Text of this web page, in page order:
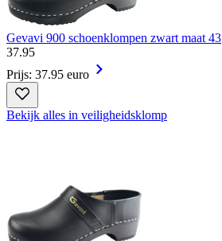
Gevavi 900 schoenklompen zwart maat 43
37.95
Prijs: 37.95 euro
Bekijk alles in veiligheidsklomp